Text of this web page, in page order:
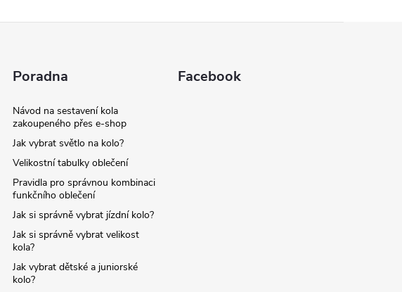
Poradna
Návod na sestavení kola
zakoupeného přes e-shop
Jak vybrat světlo na kolo?
Velikostní tabulky oblečení
Pravidla pro správnou kombinaci
funkčního oblečení
Jak si správně vybrat jízdní kolo?
Jak si správně vybrat velikost
kola?
Jak vybrat dětské a juniorské
kolo?
Facebook